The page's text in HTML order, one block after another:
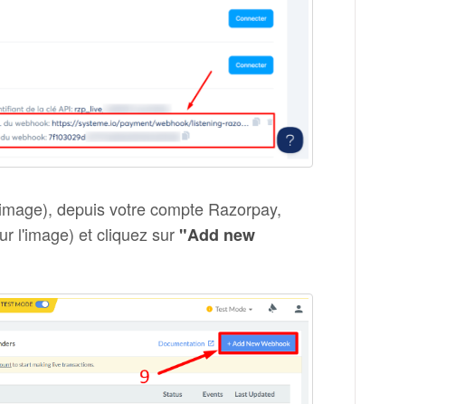
depuis votre compte Razorpay,
l'image) et cliquez sur "Add new